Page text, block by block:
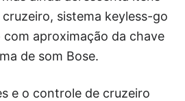
sistema keyless-go
aproximação da chave
de som Bose.
e o controle de cruzeiro